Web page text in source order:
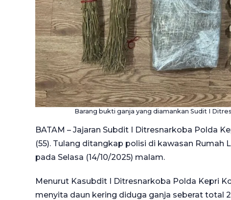
Barang bukti ganja yang diamankan Sudit I
BATAM – Jajaran Subdit I Ditresnarkoba Polda
(55). Tulang ditangkap polisi di kawasan Rumah
pada Selasa (14/10/2025) malam.
Menurut Kasubdit I Ditresnarkoba Polda Kepri
menyita daun kering diduga ganja seberat total